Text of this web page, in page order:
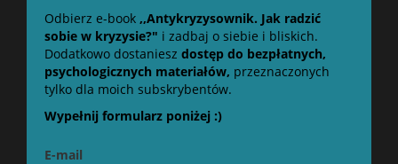
Odbierz e-book ,,Antykryzysownik. Jak radzić
sobie w kryzysie?" i zadbaj o siebie i bliskich.
Dodatkowo dostaniesz dostęp do bezpłatnych,
psychologicznych materiałów, przeznaczonych
tylko dla moich subskrybentów.
Wypełnij formularz poniżej :)
E-mail